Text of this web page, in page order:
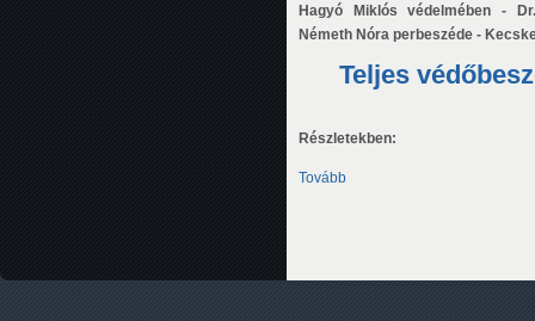
Hagyó Miklós védelmében -
Németh Nóra perbeszéde -
Teljes
Részletekben:
Tovább